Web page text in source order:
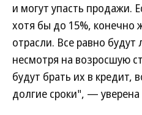
и могут упасть продажи.
хотя бы до 15%, конечно
отрасли. Все равно
несмотря на возросшую
будут брать их в кредит,
долгие сроки", — уверена